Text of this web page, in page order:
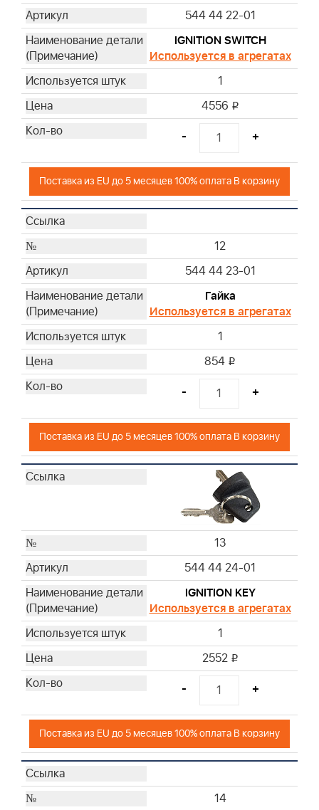
544 44 22-01
IGNITION SWITCH
Используется в агрегатах
1
4556 i
- +
Поставка из EU до 5 месяцев 100% оплата В корзину
12
544 44 23-01
Гайка
Используется в агрегатах
1
854 i
- +
Поставка из EU до 5 месяцев 100% оплата В корзину
13
544 44 24-01
IGNITION KEY
Используется в агрегатах
1
2552 i
- +
Поставка из EU до 5 месяцев 100% оплата В корзину
14